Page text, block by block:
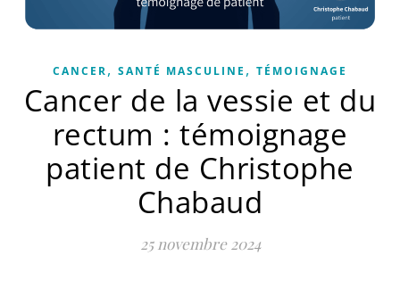
CANCER, SANTÉ MASCULINE , TÉMOIGNAGE
Cancer de la vessie et du
rectum : témoignage
patient de Christophe
Chabaud
25 novembre 2024